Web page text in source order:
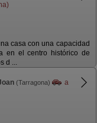
casa con una capacidad
en el centro histórico de
d ...
(Tarragona)
a